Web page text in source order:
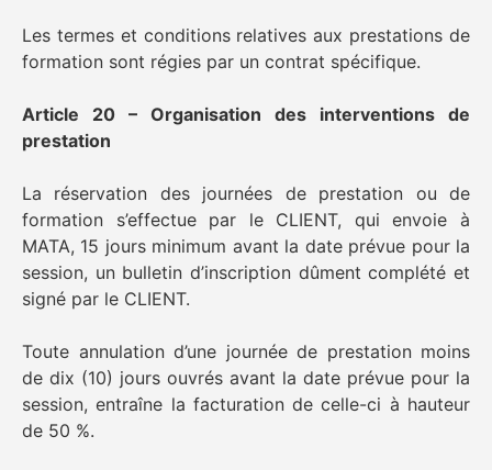
Les termes et conditions relatives aux prestations de
formation sont régies par un contrat spécifique.
Article 20 – Organisation des interventions de
prestation
La réservation des journées de prestation ou de
formation s’effectue par le CLIENT, qui envoie à
MATA, 15 jours minimum avant la date prévue pour la
session, un bulletin d’inscription dûment complété et
signé par le CLIENT.
Toute annulation d’une journée de prestation moins
de dix (10) jours ouvrés avant la date prévue pour la
session, entraîne la facturation de celle-ci à hauteur
de 50 %.